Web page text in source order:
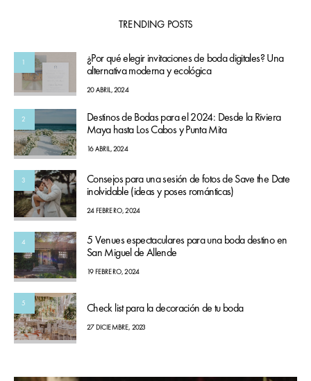
TRENDING POSTS
1
¿Por qué elegir invitaciones de boda digitales? Una
alternativa moderna y ecológica
20 ABRIL, 2024
2
Destinos de Bodas para el 2024: Desde la Riviera
Maya hasta Los Cabos y Punta Mita
16 ABRIL, 2024
3
Consejos para una sesión de fotos de Save the Date
inolvidable (ideas y poses románticas)
24 FEBRERO, 2024
4
5 Venues espectaculares para una boda destino en
San Miguel de Allende
19 FEBRERO, 2024
5 Check list para la decoración de tu boda
27 DICIEMBRE, 2023